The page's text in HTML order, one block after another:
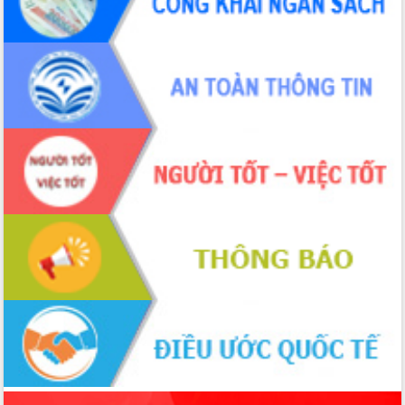
phá cơ chế - Hợp tác công tư
Đề án 06 tạo bước ngoặt đột phá trong
cải cách hành chính tỉnh Đắk Lắk
Kết nối tour, đẩy mạnh chuyển đổi số
để phát triển du lịch Đắk Lắk
Khởi động Dự án Đầu tư xây dựng hạ
tầng kỹ thuật Cụm công nghiệp Tân
Tiến
Gặp mặt các cơ quan báo chí nhân Kỷ
niệm 101 năm Ngày Báo chí Cách
mạng Việt Nam
Đắk Lắk sơ kết 4 năm triển khai thực
hiện Đề án 06 của Chính phủ
Họp báo thông tin về Hội nghị Công bố
Quy hoạch và Xúc tiến đầu tư tỉnh Đắk
Khơi thông điểm nghẽn, đẩy nhanh
giải ngân vốn khắc phục thiên tai
HĐND tỉnh thông qua điều chỉnh Quy
hoạch tỉnh thời kỳ 2021-2030